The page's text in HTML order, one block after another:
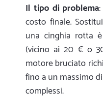
Il tipo di problema
costo finale.
una cinghia rotta
(vicino ai 20 € o
motore bruciato
fino a un massimo
complessi.